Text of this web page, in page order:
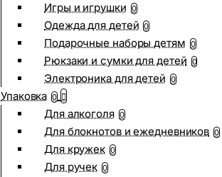
Игры и игрушки 0
Одежда для детей 0
Подарочные наборы детям 0
Рюкзаки и сумки для детей 0
Электроника для детей 0
Упаковка 0
Для алкоголя 0
Для блокнотов и ежедневников 0
Для кружек 0
Для ручек 0